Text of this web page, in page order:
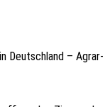
Deutsch­land – Agrar­